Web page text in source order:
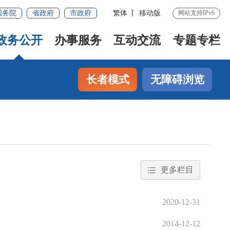
务院 省政府 市政府 繁体 移动版 网站支持IPv6
务公开 办事服务 互动交流 专题专栏
长者模式 无障碍浏览
更多栏目
2020-12-31
2014-12-12